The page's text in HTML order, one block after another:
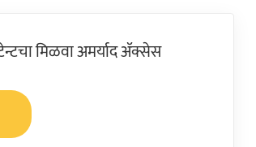
मिळवा अमर्याद ॲक्सेस